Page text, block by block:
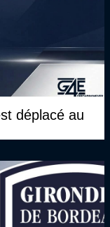
déplacé au